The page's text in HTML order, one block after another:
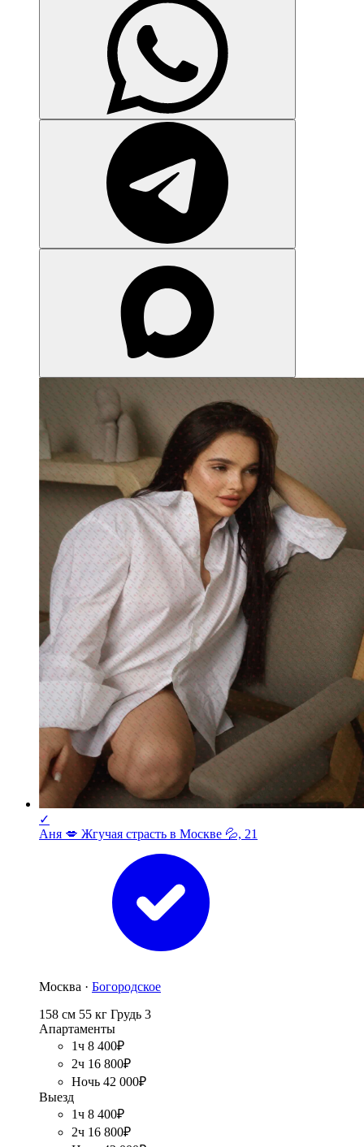
✓
Аня 💋 Жгучая страсть в Москве 💦, 21
Москва · Богородское
158 см 55 кг Грудь 3
Апартаменты
1ч 8 400₽
2ч 16 800₽
Ночь 42 000₽
Выезд
1ч 8 400₽
2ч 16 800₽